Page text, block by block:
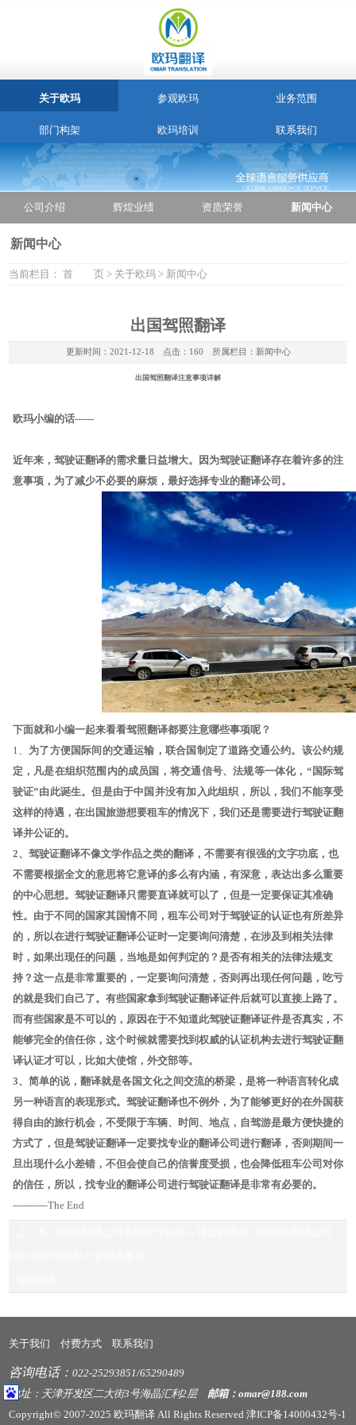
关于欧玛 参观欧玛 业务范围
部门构架 欧玛培训 联系我们
公司介绍 辉煌业绩 资质荣誉 新闻中心
新闻中心
当前栏目： 首 页> 关于欧玛> 新闻中心
出国驾照翻译
更新时间： 2021-12-18 点击：160 所属栏目： 新闻中心
出国驾照翻译注意事项详解
欧玛小编的话------
近年来，驾驶证翻译的需求量日益增大。因为驾驶证翻译存在着许多的注
意事项，为了减少不必要的麻烦，最好选择专业的翻译公司。
下面就和小编一起来看看驾照翻译都要注意哪些事项呢？
1、 为了方便国际间的交通运输，联合国制定了道路交通公约。该公约规
定，凡是在组织范围内的成员国，将交通信号、法规等一体化，“国际驾
驶证”由此诞生。但是由于中国并没有加入此组织，所以，我们不能享受
这样的待遇，在出国旅游想要租车的情况下，我们还是需要进行驾驶证翻
译并公证的。
2、驾驶证翻译不像文学作品之类的翻译，不需要有很强的文字功底，也
不需要根据全文的意思将它意译的多么有内涵，有深意，表达出多么重要
的中心思想。驾驶证翻译只需要直译就可以了，但是一定要保证其准确
性。由于不同的国家其国情不同，租车公司对于驾驶证的认证也有所差异
的，所以在进行驾驶证翻译公证时一定要询问清楚，在涉及到相关法律
时，如果出现任的问题，当地是如何判定的？ 是否有相关的法律法规支
持？这一点是非常重要的，一定要询问清楚，否则再出现任何问题，吃亏
的就是我们自己了。有些国家拿到驾驶证翻译证件后就可以直接上路了。
而有些国家是不可以的，原因在于不知道此驾驶证翻译证件是否真实，不
能够完全的信任你，这个时候就需要找到权威的认证机构去进行驾驶证翻
译认证才可以，比如大使馆，外交部等。
3、简单的说，翻译就是各国文化之间交流的桥梁，是将一种语言转化成
另一种语言的表现形式。驾驶证翻译也不例外，为了能够更好的在外国获
得自由的旅行机会，不受限于车辆、时间、地点，自驾游是最方便快捷的
方式了，但是驾驶证翻译一定要找专业的翻译公司进行翻译，否则期间一
旦出现什么小差错，不但会使自己的信誉度受损，也会降低租车公司对你
的信任，所以，找专业的翻译公司进行驾驶证翻译是非常有必要的。
-----------The End
关于我们 付费方式 联系我们
咨询电话： 022-25293851/65290489
地址：天津开发区二大街3号海晶汇利2层 邮箱：omar@188.com
Copyright© 2007-2025 欧玛翻译 All Rights Reserved 津ICP备14000432号-1